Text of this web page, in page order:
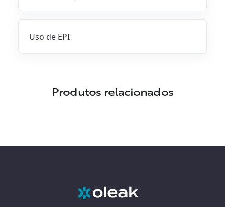
Uso de EPI
Produtos relacionados